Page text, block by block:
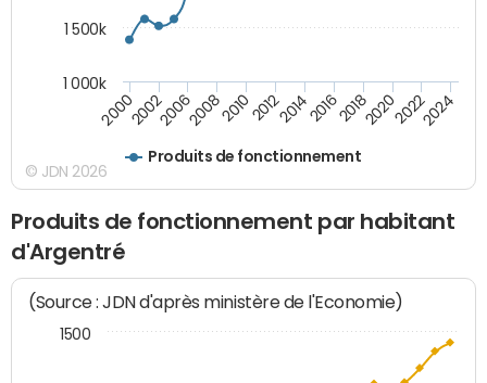
Produits de fonctionnement
200020022006200820102012201420162018202020222024
1 000k
1 500k
© JDN 2026
Produits de fonctionnement par habitant
d'Argentré
(Source : JDN d'après ministère de l'Economie)
1500